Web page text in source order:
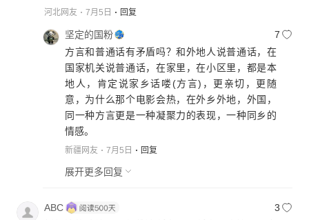
河北网友 7月5日 回复
坚定的国粉
7
方言和普通话有矛盾吗？和外地人说普通话，在
国家机关说普通话，在家里，在小区里，都是本
地人，肯定说家乡话喽(方言)，更亲切，更随
意，为什么那个电影会热，在外乡外地，外国，
同一种方言更是一种凝聚力的表现，一种同乡的
情感。
新疆网友 7月5日 回复
展开更多回复
ABC
3